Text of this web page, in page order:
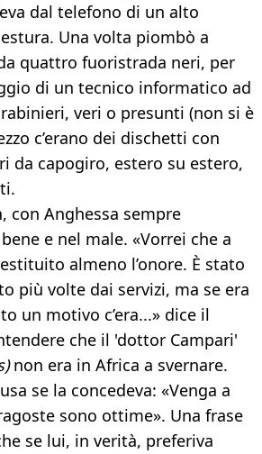
dal telefono di un alto
Una volta piombò a
quattro fuoristrada neri, per
di un tecnico informatico ad
veri o presunti (non si è
c’erano dei dischetti con
da capogiro, estero su estero,
con Anghessa sempre
e nel male. «Vorrei che a
almeno l’onore. È stato
più volte dai servizi, ma se era
un motivo c’era...» dice il
che il 'dottor Campari'
non era in Africa a svernare.
se la concedeva: «Venga a
sono ottime». Una frase
se lui, in verità, preferiva